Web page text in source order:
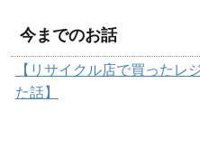
今までのお話
【リサイクル店で買った
た話】